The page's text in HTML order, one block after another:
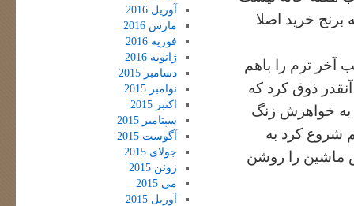
خرید اصلا
آخر ترم را باهم
ذوق کرد که
به خواهرش زنگ
شروع کرد به
ماشین را روشن
آوریل 2016
مارس 2016
فوریه 2016
ژانویه 2016
دسامبر 2015
نوامبر 2015
اکتبر 2015
سپتامبر 2015
آگوست 2015
جولای 2015
ژوئن 2015
می 2015
آوریل 2015